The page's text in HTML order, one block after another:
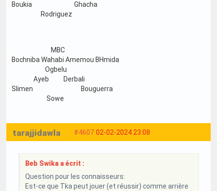
Boukia Ghacha
Rodriguez
MBC
Bochniba Wahabi Amemou BHmida
Ogbelu
Ayeb Derbali
Slimen Bouguerra
Sowe
#4607 02-02-2024 23:08
tarajjidawla
Beb Swika a écrit :
Question pour les connaisseurs:
Est-ce que Tka peut jouer (et réussir) comme arrière